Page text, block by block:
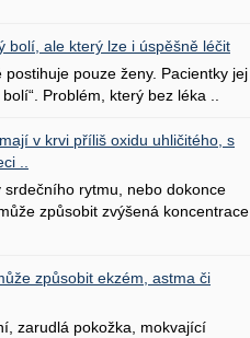
bolí, ale který lze i úspěšně léčit
pouze ženy. Pacientky jej
Problém, který bez léka ..
v krvi příliš oxidu uhličitého, s
..
srdečního rytmu, nebo dokonce
způsobit zvýšená koncentrace
způsobit ekzém, astma či
zarudlá pokožka, mokvající